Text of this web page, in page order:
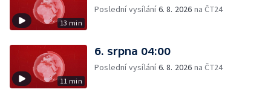
13 min
Poslední vysílání6. 8. 2026 na ČT24
11 min
6. srpna 04:00
Poslední vysílání6. 8. 2026 na ČT24